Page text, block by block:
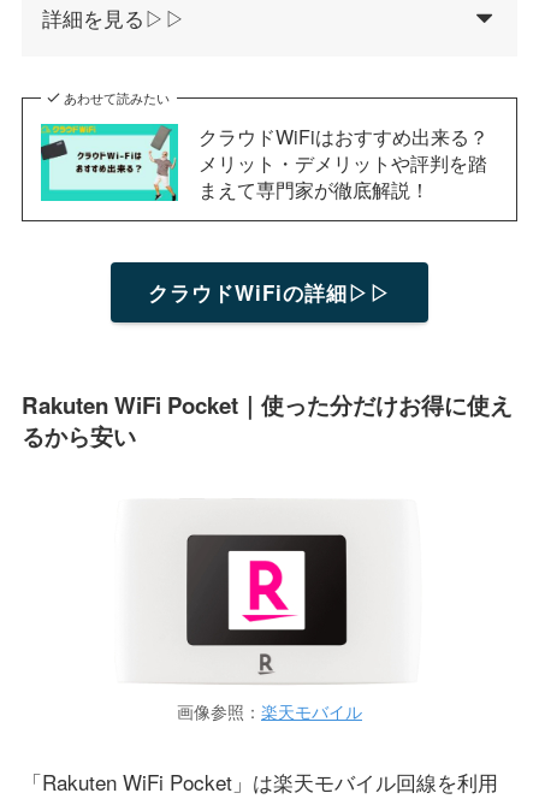
詳細を見る▷▷
あわせて読みたい
クラウドWiFiはおすすめ出来る？
メリット・デメリットや評判を踏
まえて専門家が徹底解説！
クラウドWiFiの詳細▷▷
Rakuten WiFi Pocket｜使った分だけお得に使え
るから安い
画像参照： 楽天モバイル
「Rakuten WiFi Pocket」は楽天モバイル回線を利用